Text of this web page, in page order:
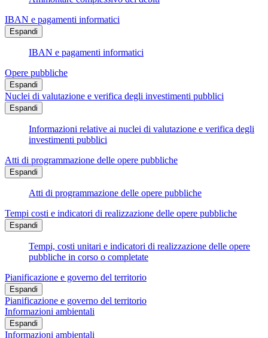
IBAN e pagamenti informatici
Espandi
IBAN e pagamenti informatici
Opere pubbliche
Espandi
Nuclei di valutazione e verifica degli investimenti pubblici
Espandi
Informazioni relative ai nuclei di valutazione e verifica degli
investimenti pubblici
Atti di programmazione delle opere pubbliche
Espandi
Atti di programmazione delle opere pubbliche
Tempi costi e indicatori di realizzazione delle opere pubbliche
Espandi
Tempi, costi unitari e indicatori di realizzazione delle opere
pubbliche in corso o completate
Pianificazione e governo del territorio
Espandi
Pianificazione e governo del territorio
Informazioni ambientali
Espandi
Informazioni ambientali